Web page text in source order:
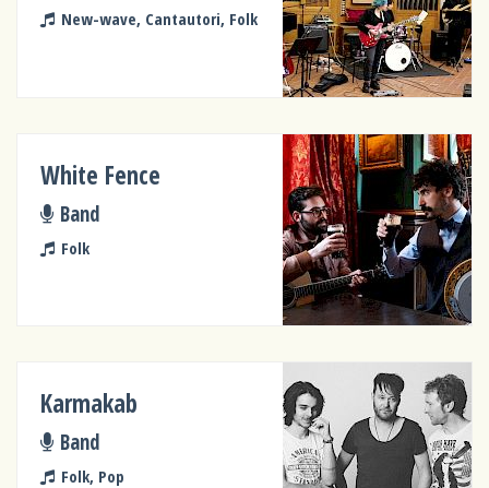
New-wave, Cantautori, Folk
White Fence
Band
Folk
Karmakab
Band
Folk, Pop